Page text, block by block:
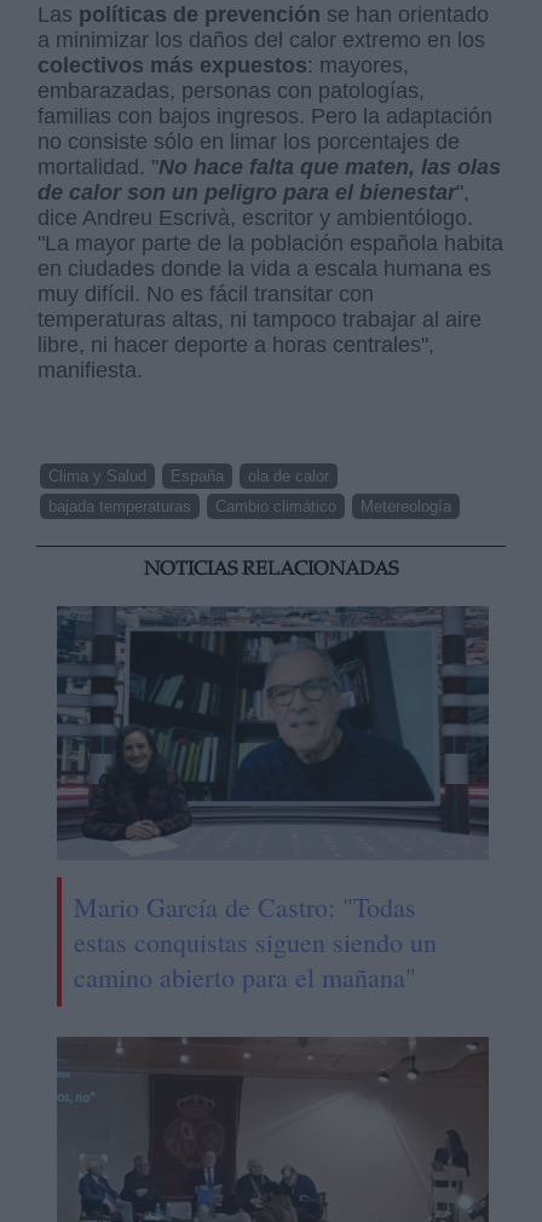
Las políticas de prevención se han orientado
a minimizar los daños del calor extremo en los
colectivos más expuestos: mayores,
embarazadas, personas con patologías,
familias con bajos ingresos. Pero la adaptación
no consiste sólo en limar los porcentajes de
mortalidad. "No hace falta que maten, las olas
de calor son un peligro para el bienestar",
dice Andreu Escrivà, escritor y ambientólogo.
"La mayor parte de la población española habita
en ciudades donde la vida a escala humana es
muy difícil. No es fácil transitar con
temperaturas altas, ni tampoco trabajar al aire
libre, ni hacer deporte a horas centrales",
manifiesta.
Clima y Salud España
ola de calor
bajada temperaturas
Cambio climático Metereología
NOTICIAS RELACIONADAS
Mario García de Castro: "Todas
estas conquistas siguen siendo un
camino abierto para el mañana"